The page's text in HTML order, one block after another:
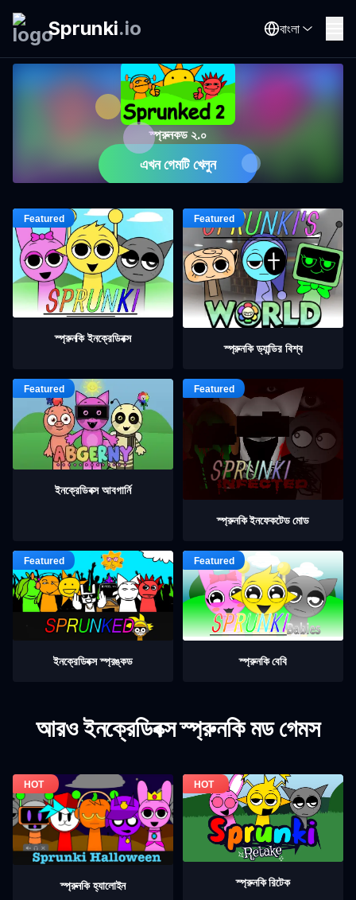
Sprunki.io বাংলা
স্প্রুনকড ২.০
এখন গেমটি খেলুন
স্প্রুনকি ইনক্রেডিবক্স
স্প্রুনকি ড্যান্ডির বিশ্ব
ইনক্রেডিবক্স আবগার্নি
স্প্রুনকি ইনফেকটেড মোড
ইনক্রেডিবক্স স্প্রঙ্কড স্প্রুনকি বেবি
আরও ইনক্রেডিবক্স স্প্রুনকি মড গেমস
স্প্রুনকি হ্যালোইন স্প্রুনকি রিটেক